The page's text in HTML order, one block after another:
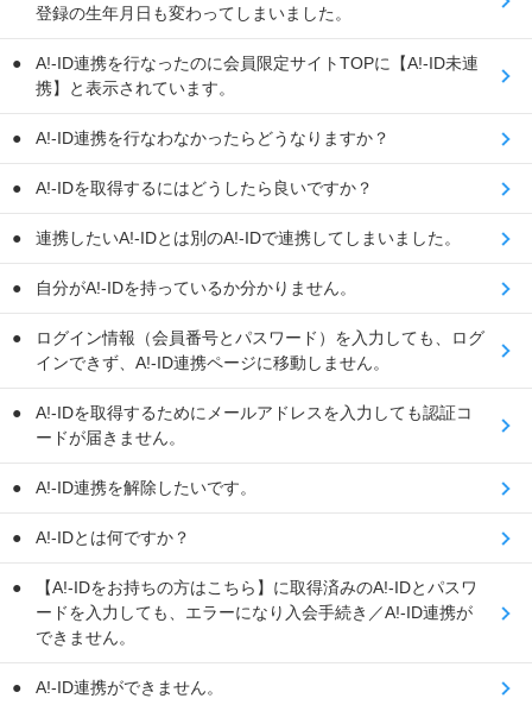
登録の生年月日も変わってしまいました。
A!-ID連携を行なったのに会員限定サイトTOPに【A!-ID未連
携】と表示されています。
A!-ID連携を行なわなかったらどうなりますか？
A!-IDを取得するにはどうしたら良いですか？
連携したいA!-IDとは別のA!-IDで連携してしまいました。
自分がA!-IDを持っているか分かりません。
ログイン情報（会員番号とパスワード）を入力しても、ログ
インできず、A!-ID連携ページに移動しません。
A!-IDを取得するためにメールアドレスを入力しても認証コ
ードが届きません。
A!-ID連携を解除したいです。
A!-IDとは何ですか？
【A!-IDをお持ちの方はこちら】に取得済みのA!-IDとパスワ
ードを入力しても、エラーになり入会手続き／A!-ID連携が
できません。
A!-ID連携ができません。